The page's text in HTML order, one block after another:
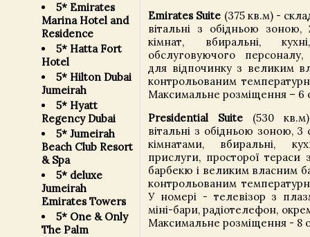
5* Emirates
Marina Hotel and
Residence
5* Hatta Fort
Hotel
5* Hilton Dubai
Jumeirah
5* Hyatt
Regency Dubai
5* Jumeirah
Beach Club Resort
& Spa
5* deluxe
Jumeirah
Emirates Towers
5* One & Only
The Palm
Emirates Suite (375 кв.м) -
вітальні з обідньою
кімнат, вбиральні,
обслуговуючого
для відпочинку з великим
контрольованим
Максимальне розміщення – 6
Presidential Suite (530
вітальні з обідньою зоною,
кімнатами, вбиральні,
прислуги, просторої
барбекю і великим власним
контрольованим
У номері - телевізор з
міні-бари, радіотелефон,
Максимальне розміщення - 8